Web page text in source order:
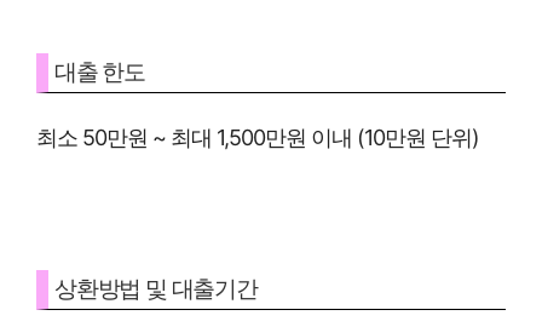
대출 한도
최소 50만원 ~ 최대 1,500만원 이내 (10만원 단위)
상환방법 및 대출기간